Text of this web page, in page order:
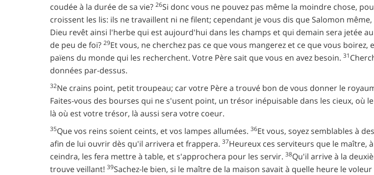
coudée à la durée de sa vie? 26Si donc vous ne pouvez pas même la moindre chose,
croissent les lis: ils ne travaillent ni ne filent; cependant je vous dis que Salomon
Dieu revêt ainsi l'herbe qui est aujourd'hui dans les champs et qui demain sera jetée
de peu de foi? 29Et vous, ne cherchez pas ce que vous mangerez et ce que vous boirez,
païens du monde qui les recherchent. Votre Père sait que vous en avez besoin. 31
données par-dessus.
32Ne crains point, petit troupeau; car votre Père a trouvé bon de vous donner le
Faites-vous des bourses qui ne s'usent point, un trésor inépuisable dans les cieux,
là où est votre trésor, là aussi sera votre coeur.
35Que vos reins soient ceints, et vos lampes allumées. 36Et vous, soyez semblables à
afin de lui ouvrir dès qu'il arrivera et frappera. 37Heureux ces serviteurs que le maître,
ceindra, les fera mettre à table, et s'approchera pour les servir. 38Qu'il arrive à la
trouve veillant! 39Sachez-le bien, si le maître de la maison savait à quelle heure le